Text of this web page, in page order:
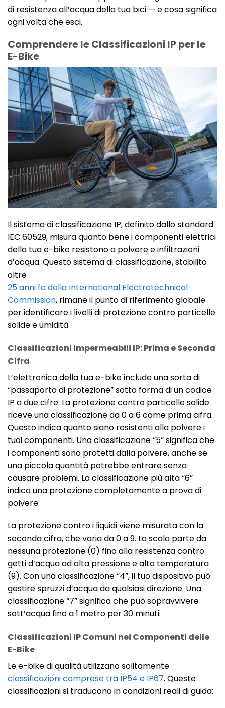
di resistenza all’acqua della tua bici — e cosa significa
ogni volta che esci.
Comprendere le Classificazioni IP per le
E-Bike
Il sistema di classificazione IP, definito dallo standard
IEC 60529, misura quanto bene i componenti elettrici
della tua e-bike resistono a polvere e infiltrazioni
d’acqua. Questo sistema di classificazione, stabilito
oltre
25 anni fa dalla International Electrotechnical
Commission, rimane il punto di riferimento globale
per identificare i livelli di protezione contro particelle
solide e umidità.
Classificazioni Impermeabili IP: Prima e Seconda
Cifra
L’elettronica della tua e-bike include una sorta di
“passaporto di protezione” sotto forma di un codice
IP a due cifre. La protezione contro particelle solide
riceve una classificazione da 0 a 6 come prima cifra.
Questo indica quanto siano resistenti alla polvere i
tuoi componenti. Una classificazione “5” significa che
i componenti sono protetti dalla polvere, anche se
una piccola quantità potrebbe entrare senza
causare problemi. La classificazione più alta “6”
indica una protezione completamente a prova di
polvere.
La protezione contro i liquidi viene misurata con la
seconda cifra, che varia da 0 a 9. La scala parte da
nessuna protezione (0) fino alla resistenza contro
getti d’acqua ad alta pressione e alta temperatura
(9). Con una classificazione “4”, il tuo dispositivo può
gestire spruzzi d’acqua da qualsiasi direzione. Una
classificazione “7” significa che può sopravvivere
sott’acqua fino a 1 metro per 30 minuti.
Classificazioni IP Comuni nei Componenti delle
E-Bike
Le e-bike di qualità utilizzano solitamente
classificazioni comprese tra IP54 e IP67. Queste
classificazioni si traducono in condizioni reali di guida: